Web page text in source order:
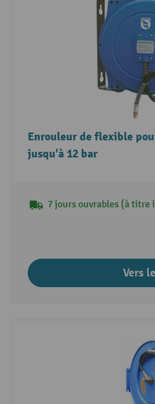
Enrouleur de flexible
jusqu'à 12 bar
7 jours ouvrables (à
Vers